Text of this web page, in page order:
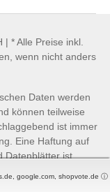
* Alle Preise inkl.
wenn nicht anders
Daten werden
können teilweise
ist immer
Eine Haftung auf
Datenblätter ist
google.com, shopvote.de ⓘ